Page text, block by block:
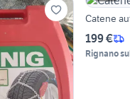
Catene
199 €
Rignano